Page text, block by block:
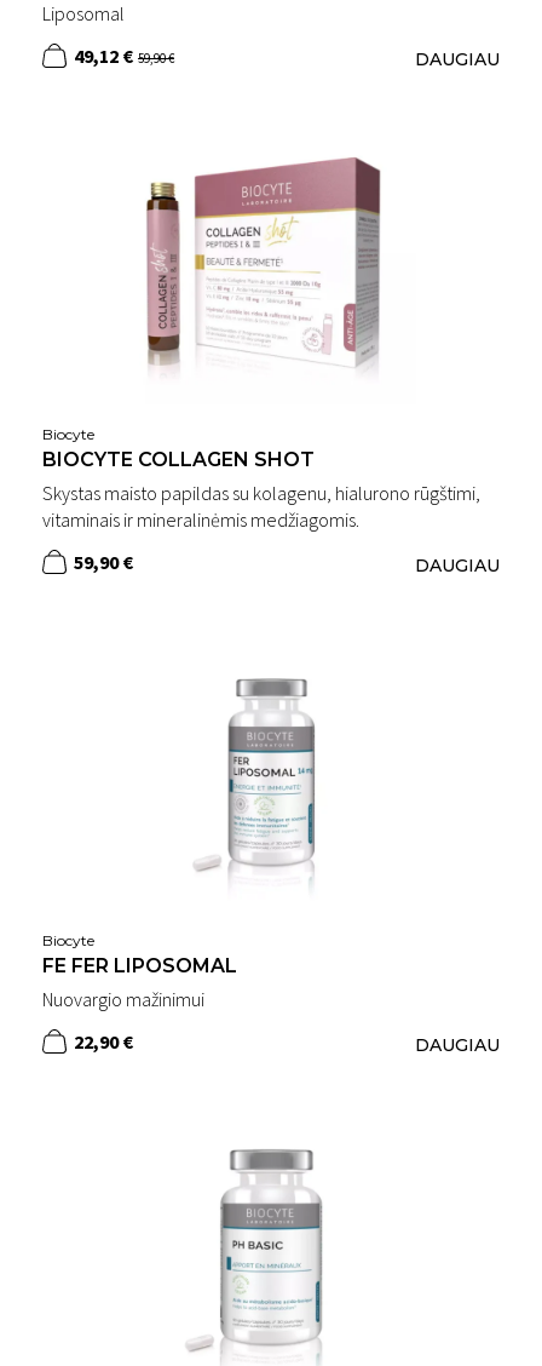
Liposomal
49,12 € 59,90 € DAUGIAU
Biocyte
BIOCYTE COLLAGEN SHOT
Skystas maisto papildas su kolagenu, hialurono rūgštimi,
vitaminais ir mineralinėmis medžiagomis.
59,90 €
DAUGIAU
Biocyte
FE FER LIPOSOMAL
Nuovargio mažinimui
22,90 €
DAUGIAU